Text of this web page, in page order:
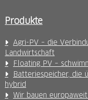
Produkte
Agri-PV – die
Landwirtschaft
Floating PV –
Batteriespeicher, die
hybrid
Wir bauen